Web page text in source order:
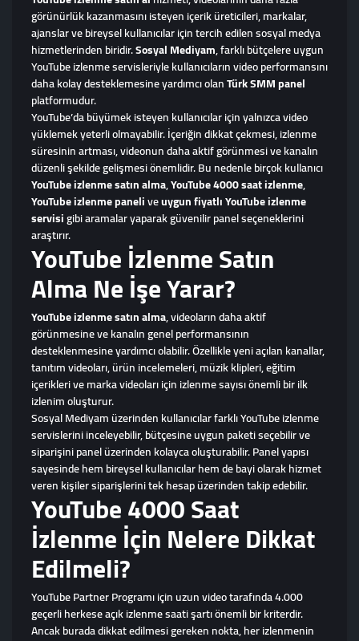
görünürlük kazanmasını isteyen içerik üreticileri, markalar,
ajanslar ve bireysel kullanıcılar için tercih edilen sosyal medya
hizmetlerinden biridir.Sosyal Mediyam, farklı bütçelere uygun
YouTube izlenme servisleriyle kullanıcıların video performansını
daha kolay desteklemesine yardımcı olanTürk SMM panel
platformudur.
YouTube’da büyümek isteyen kullanıcılar için yalnızca video
yüklemek yeterli olmayabilir. İçeriğin dikkat çekmesi, izlenme
süresinin artması, videonun daha aktif görünmesi ve kanalın
düzenli şekilde gelişmesi önemlidir. Bu nedenle birçok kullanıcı
YouTube izlenme satın alma,YouTube 4000 saat izlenme,
YouTube izlenme paneliveuygun fiyatlı YouTube izlenme
servisigibi aramalar yaparak güvenilir panel seçeneklerini
araştırır.
YouTube İzlenme Satın
Alma Ne İşe Yarar?
YouTube izlenme satın alma, videoların daha aktif
görünmesine ve kanalın genel performansının
desteklenmesine yardımcı olabilir. Özellikle yeni açılan kanallar,
tanıtım videoları, ürün incelemeleri, müzik klipleri, eğitim
içerikleri ve marka videoları için izlenme sayısı önemli bir ilk
izlenim oluşturur.
Sosyal Mediyam üzerinden kullanıcılar farklı YouTube izlenme
servislerini inceleyebilir, bütçesine uygun paketi seçebilir ve
siparişini panel üzerinden kolayca oluşturabilir. Panel yapısı
sayesinde hem bireysel kullanıcılar hem de bayi olarak hizmet
veren kişiler siparişlerini tek hesap üzerinden takip edebilir.
YouTube 4000 Saat
İzlenme İçin Nelere Dikkat
Edilmeli?
YouTube Partner Programı için uzun video tarafında 4.000
geçerli herkese açık izlenme saati şartı önemli bir kriterdir.
Ancak burada dikkat edilmesi gereken nokta, her izlenmenin